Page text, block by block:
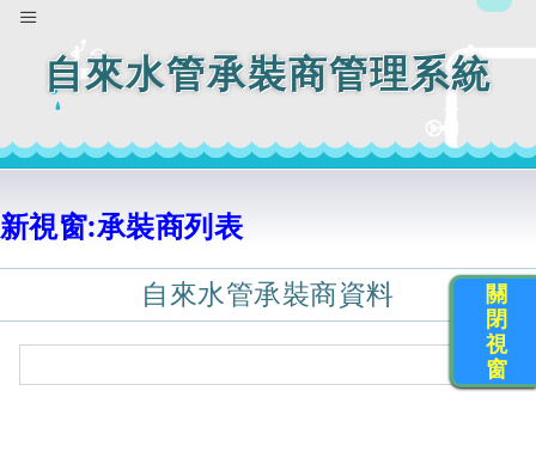
自來水管承裝商管理系統
新視窗:承裝商列表
自來水管承裝商資料
關
閉
視
窗